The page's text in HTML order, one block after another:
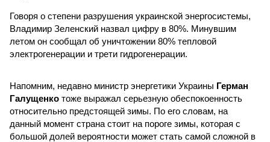
Говоря о степени разрушения украинской энергосистемы,
Владимир Зеленский назвал цифру в 80%. Минувшим
летом он сообщал об уничтожении 80% тепловой
электрогенерации и трети гидрогенерации.
Напомним, недавно министр энергетики Украины Герман
Галущенко тоже выражал серьезную обеспокоенность
относительно предстоящей зимы. По его словам, на
данный момент страна стоит на пороге зимы, которая с
большой долей вероятности может стать самой сложной в